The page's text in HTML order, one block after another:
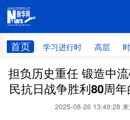
首页 学习进行时 高层
网站地图
学习进行时 高层
国际 财经
担负历史重任 锻造中
民抗日战争胜利80周
2025-08-26 13:49:28 来